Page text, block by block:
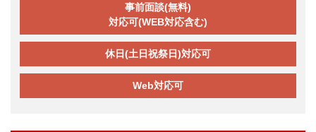
事前面談(無料)
対応可(WEB対応含む)
休日(土日祝祭日)対応可
Web対応可